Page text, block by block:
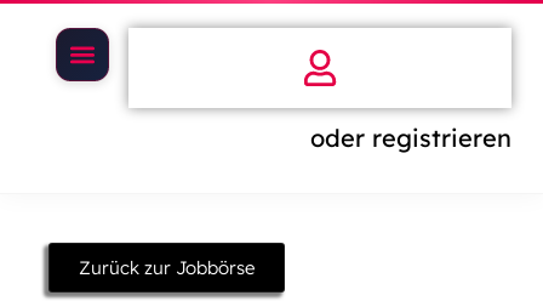
oder registrieren
Zurück zur Jobbörse